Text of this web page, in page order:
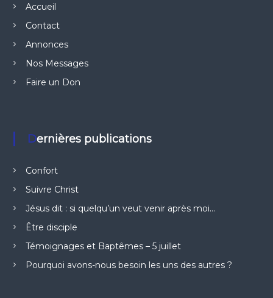
Accueil
Contact
Annonces
Nos Messages
Faire un Don
Dernières publications
Confort
Suivre Christ
Jésus dit : si quelqu’un veut venir après moi…
Être disciple
Témoignages et Baptêmes – 5 juillet
Pourquoi avons-nous besoin les uns des autres ?